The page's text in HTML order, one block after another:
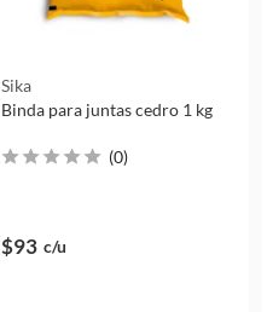
Sika
Binda para juntas cedro 1 kg
(0)
$93 c/u